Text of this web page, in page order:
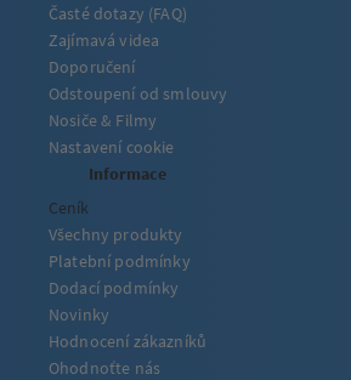
Časté dotazy (FAQ)
Zajímavá videa
Doporučení
Odstoupení od smlouvy
Nosiče & Filmy
Nastavení cookie
Informace
Ceník
Všechny produkty
Platební podmínky
Dodací podmínky
Novinky
Hodnocení zákazníků
Ohodnoťte nás